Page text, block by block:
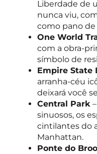
Liberdade de
nunca viu,
como pano
One World
com a obra-
símbolo de
Empire State
arranha-céu
deixará você
Central Park
sinuosos, os
cintilantes do
Manhattan.
Ponte do